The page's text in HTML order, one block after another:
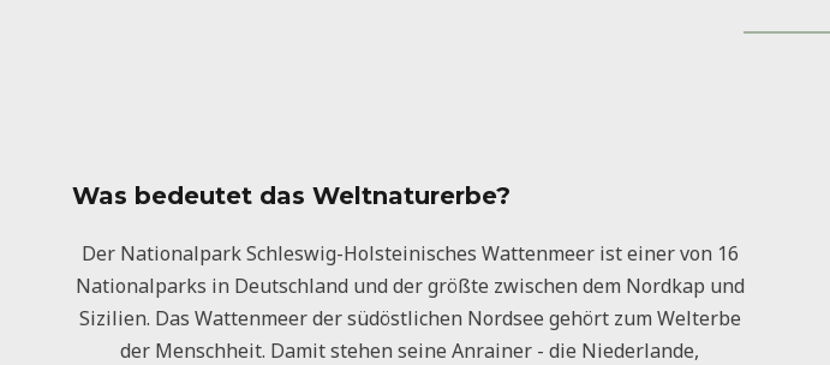
Was bedeutet das Weltnaturerbe?
Der Nationalpark Schleswig-Holsteinisches Wattenmeer ist einer von 16
Nationalparks in Deutschland und der größte zwischen dem Nordkap und
Sizilien. Das Wattenmeer der südöstlichen Nordsee gehört zum Welterbe
der Menschheit. Damit stehen seine Anrainer - die Niederlande,